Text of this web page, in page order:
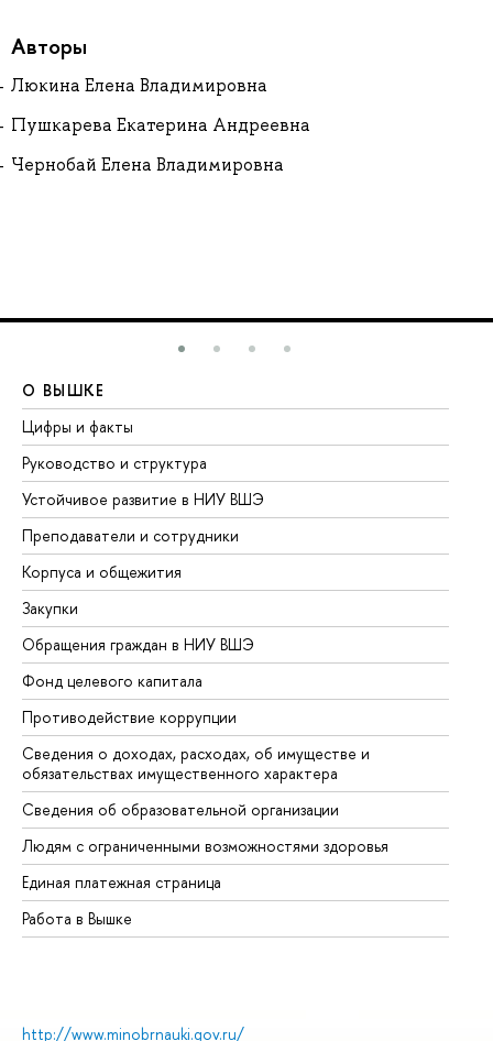
Авторы
Люкина Елена Владимировна
Пушкарева Екатерина Андреевна
Чернобай Елена Владимировна
О ВЫШКЕ
Цифры и факты
Руководство и структура
Устойчивое развитие в НИУ ВШЭ
Преподаватели и сотрудники
Корпуса и общежития
Закупки
Обращения граждан в НИУ ВШЭ
Фонд целевого капитала
Противодействие коррупции
Сведения о доходах, расходах, об имуществе и
обязательствах имущественного характера
Сведения об образовательной организации
Людям с ограниченными возможностями здоровья
Единая платежная страница
Работа в Вышке
http://www.minobrnauki.gov.ru/